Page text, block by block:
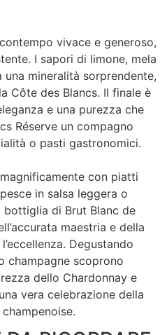
vivace e generoso,
I sapori di limone, mela
mineralità sorprendente,
Côte des Blancs. Il finale è
e una purezza che
Réserve un compagno
o pasti gastronomici.
con piatti
in salsa leggera o
di Brut Blanc de
maestria e della
Degustando
champagne scoprono
dello Chardonnay e
vera celebrazione della